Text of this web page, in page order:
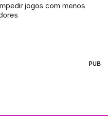
jogos com menos
PUB